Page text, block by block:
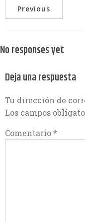
Previous
No responses yet
Deja una respuesta
Tu dirección de
Los campos
Comentario*